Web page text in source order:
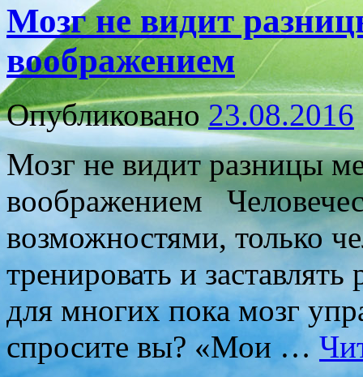
Мозг не видит
воображением
Опубликовано 23.08.2016
Мозг не видит разницы
воображением
возможностями, только
тренировать и
для многих пока мозг
спросите вы? «Мои …